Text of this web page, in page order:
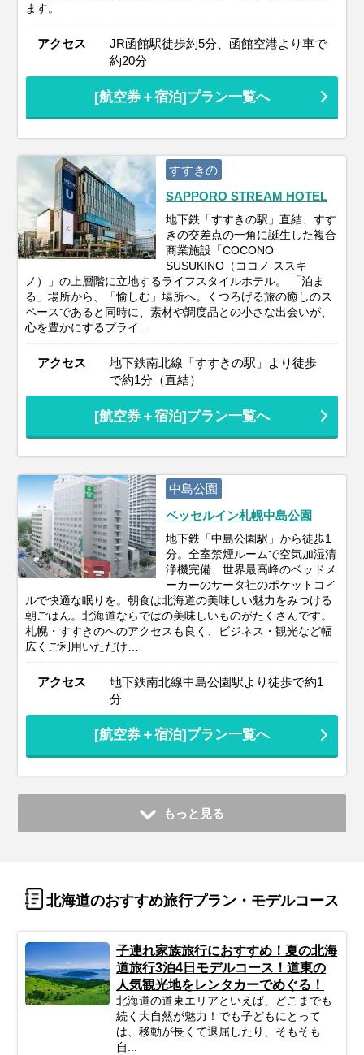
ます。
アクセス
JR函館駅徒歩約5分、函館空港より車で
約20分
[航空券＋宿泊]プラン一覧へ
すすきの
SAPPORO STREAM HOTEL
地下鉄「すすきの駅」直結、すす
きの交差点の一角に誕生した複合
商業施設「COCONO
SUSUKINO（ココノ ススキ
ノ）」の上層階に立地するライフスタイルホテル。 「泊ま
る」場所から、「愉しむ」場所へ。くつろげる旅の癒しのス
ペースであると同時に、素材や調度品との小さな出会いが、
心を豊かにするプライ…
アクセス
地下鉄南北線「すすきの駅」より徒歩
で約1分（直結）
[航空券＋宿泊]プラン一覧へ
中島公園
ベッセルイン札幌中島公園
地下鉄「中島公園駅」から徒歩1
分。全室禁煙ルームで空気加湿清
浄機完備、世界最高峰のベッドメ
ーカーのサータ社のポケットコイ
ルで快適な眠りを。朝食は北海道の美味しい魅力をみつける
朝ごはん。北海道ならではの美味しいものがたくさんです。
札幌・すすきのへのアクセスも良く、ビジネス・観光など幅
広くご利用いただけ…
アクセス
地下鉄南北線中島公園駅より徒歩で約1
分
[航空券＋宿泊]プラン一覧へ
もっと見る
北海道のおすすめ旅行プラン・モデルコース
子連れ家族旅行におすすめ！夏の北海
道旅行3泊4日モデルコース！道東の
人気観光地をレンタカーでめぐる！
北海道の道東エリアといえば、どこまでも
続く大自然が魅力！でも子どもにとって
は、移動が長くて退屈したり、そもそも
自...